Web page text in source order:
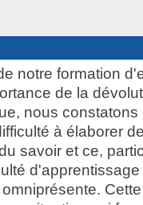
notre formation
de la
nous
à élaborer
savoir et ce,